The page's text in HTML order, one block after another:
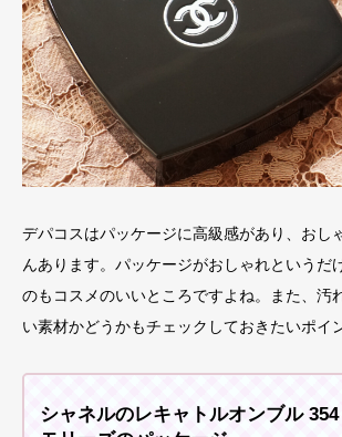
デパコスはパッケージに高級感があり、おし
んあります。パッケージがおしゃれというだ
のもコスメのいいところですよね。また、汚
い素材かどうかもチェックしておきたいポイ
シャネルのレキャトルオンブル